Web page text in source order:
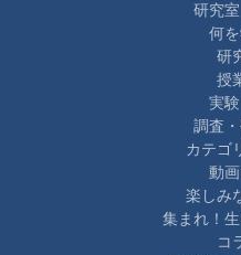
研究室
何
研
授
実
調査
カテゴ
動
楽しみ
集まれ！
コ